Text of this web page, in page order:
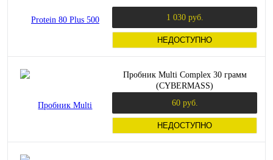
1 030 руб.
НЕДОСТУПНО
Пробник Multi Complex 30 грамм
(CYBERMASS)
60 руб.
НЕДОСТУПНО